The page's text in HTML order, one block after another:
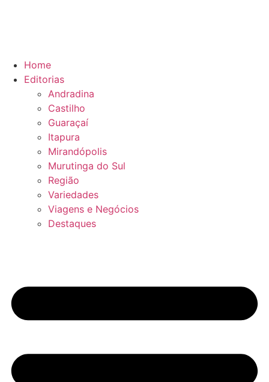
Home
Editorias
Andradina
Castilho
Guaraçaí
Itapura
Mirandópolis
Murutinga do Sul
Região
Variedades
Viagens e Negócios
Destaques